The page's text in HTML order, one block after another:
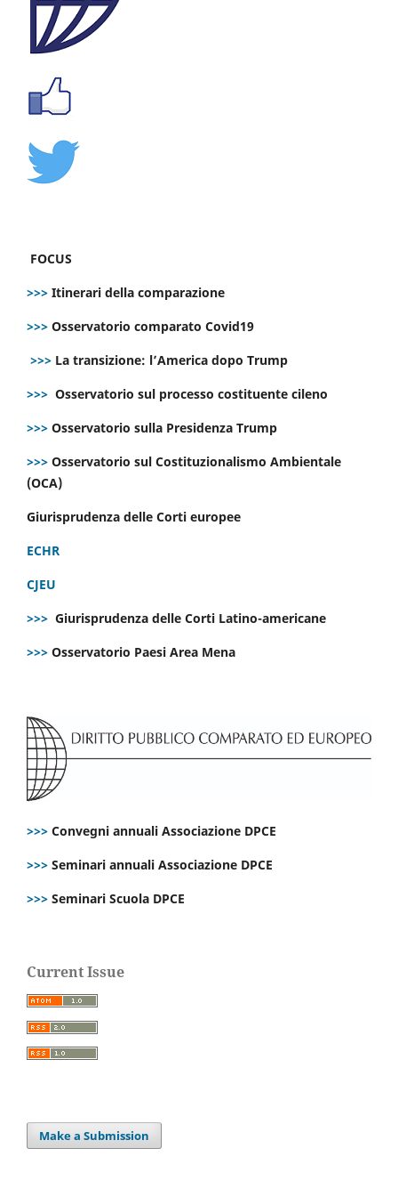
FOCUS
>>> Itinerari della comparazione
>>> Osservatorio comparato Covid19
>>> La transizione: l’America dopo Trump
>>> Osservatorio sul processo costituente cileno
>>> Osservatorio sulla Presidenza Trump
>>> Osservatorio sul Costituzionalismo Ambientale
(OCA)
Giurisprudenza delle Corti europee
ECHR
CJEU
>>> Giurisprudenza delle Corti Latino-americane
>>> Osservatorio Paesi Area Mena
>>> Convegni annuali Associazione DPCE
>>> Seminari annuali Associazione DPCE
>>> Seminari Scuola DPCE
Current Issue
Make a Submission